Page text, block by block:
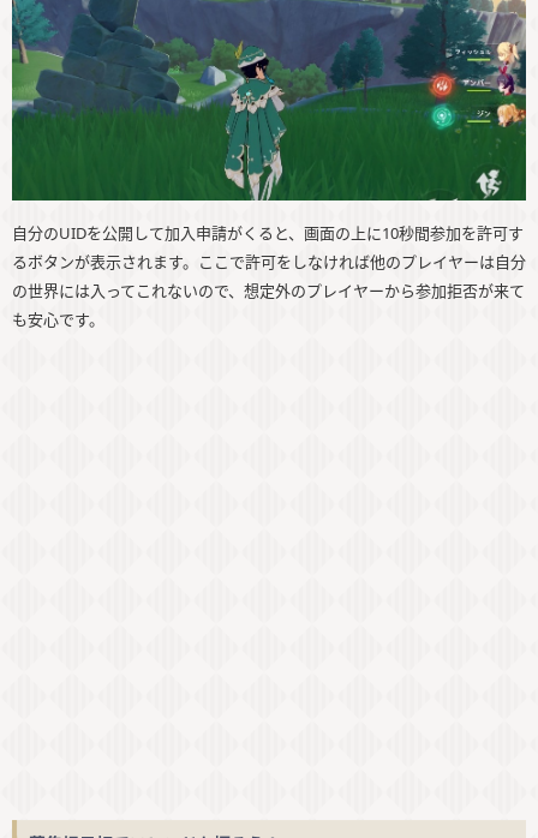
自分のUIDを公開して加入申請がくると、画面の上に10秒間参加を許可す
るボタンが表示されます。ここで許可をしなければ他のプレイヤーは自分
の世界には入ってこれないので、想定外のプレイヤーから参加拒否が来て
も安心です。